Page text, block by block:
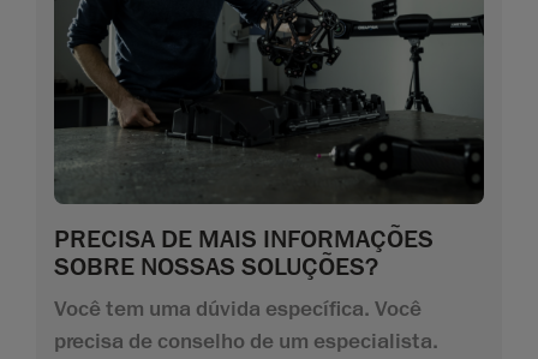
PRECISA DE MAIS INFORMAÇÕES
SOBRE NOSSAS SOLUÇÕES?
Você tem uma dúvida específica. Você
precisa de conselho de um especialista.